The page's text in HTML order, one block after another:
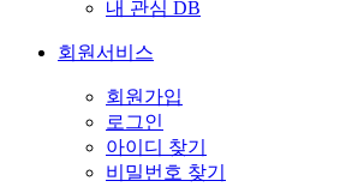
내 관심 DB
회원서비스
회원가입
로그인
아이디 찾기
비밀번호 찾기